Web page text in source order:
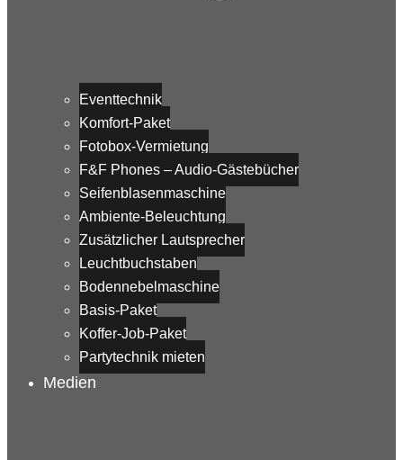
Eventtechnik
Komfort-Paket
Fotobox-Vermietung
F&F Phones – Audio-Gästebücher
Seifenblasenmaschine
Ambiente-Beleuchtung
Zusätzlicher Lautsprecher
Leuchtbuchstaben
Bodennebelmaschine
Basis-Paket
Koffer-Job-Paket
Partytechnik mieten
Medien